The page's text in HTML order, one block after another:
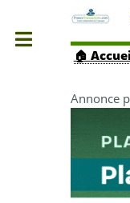
🏠
Annonce
Toggle